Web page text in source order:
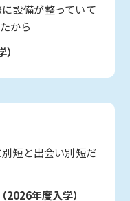
設備が整っていて
から
短と出会い別短だ
（2026年度入学）